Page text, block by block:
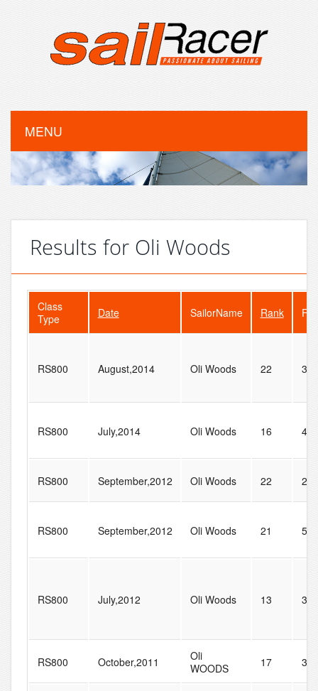
MENU
Results for Oli Woods
Class
Type
Date SailorName Rank
RS800 August,2014 Oli Woods 22 33
RS800 July,2014 Oli Woods 16 40
RS800 September,2012 Oli Woods 22 26
RS800 September,2012 Oli Woods 21 55
RS800 July,2012 Oli Woods 13 38
RS800 October,2011
Oli
WOODS
17 31